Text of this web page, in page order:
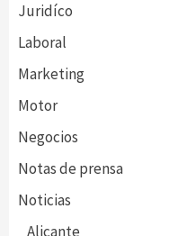
Juridíco
Laboral
Marketing
Motor
Negocios
Notas de prensa
Noticias
Alicante